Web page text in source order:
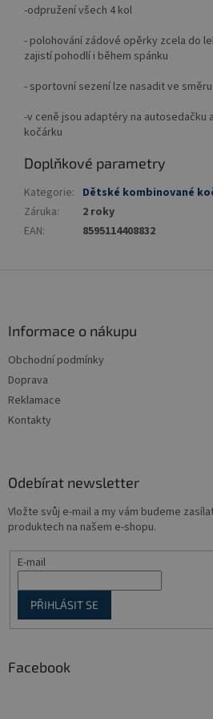
-odpružení všech 4 kol
- polohování zádové opěrky zcela do
zajistí pohodlí i během spánku
- sportovní sezení lze nasadit ve
-v ceně jsou adaptéry na autosedačku
kočárku
Doplňkové parametry
Kategorie: Dětské kombinované
Záruka:
2 roky
EAN: 8595114408832
Informace o nákupu
Obchodní podmínky
Doprava
Reklamace
Kontakty
Odebírat newsletter
Vložte svůj e-mail a my vám budeme
produktech na našem e-shopu.
E-mail
PŘIHLÁSIT SE
Facebook